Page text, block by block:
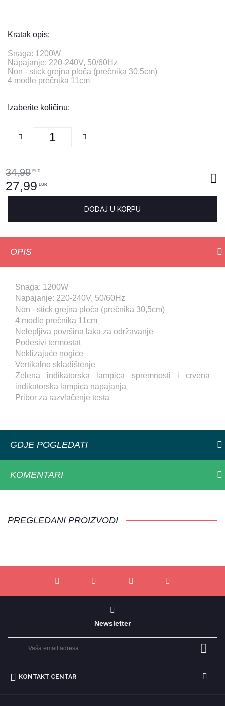
Kratak opis:
Snaga: 1200W
Napajanje: 220-240V, 50/60Hz
Non - stick grejna ploča (prečnika 30,5cm)
4 modle prečnika 11cm
Izaberite količinu:
34,99 EUR
27,99 EUR
DODAJ U KORPU
OPIS
Snaga: 1200W
Napajanje: 220-240V, 50/60Hz
Non - stick grejna ploča (prečnika 30,5cm)
4 modle prečnika 11cm
Nelepljiva površina laka za održavanje
Podesivi termostat
Neklizajuće nogice
Vertikalno skladištenje
Zelena indikatorska lampica spremnosti i crvena
indikatorska lampica napajanja
Pribor za razvlačenje testa
GDJE POGLEDATI
KOMENTARI
PREGLEDANI PROIZVODI
Newsletter
KONTAKT CENTAR